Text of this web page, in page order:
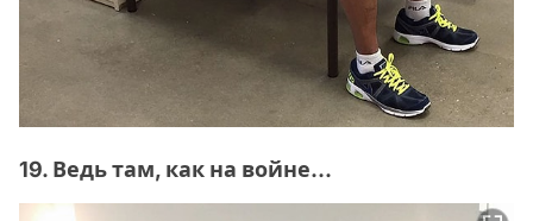
19. Ведь там, как на войне...